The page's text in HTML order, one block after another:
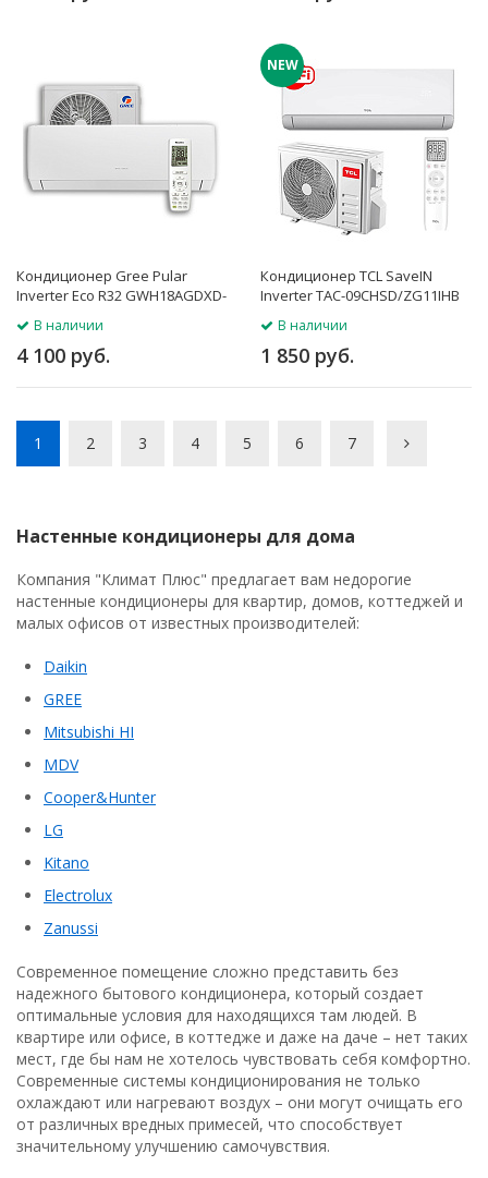
Кондиционер Gree Pular
Inverter Eco R32 GWH18AGDXD-
В наличии
4 100 руб.
NEW
Кондиционер TCL SaveIN
Inverter TAC-09CHSD/ZG11IHB
В наличии
1 850 руб.
1 2 3 4 5 6 7
Настенные кондиционеры для дома
Компания "Климат Плюс" предлагает вам недорогие
настенные кондиционеры для квартир, домов, коттеджей и
малых офисов от известных производителей:
Daikin
GREE
Mitsubishi HI
MDV
Cooper&Hunter
LG
Kitano
Electrolux
Zanussi
Современное помещение сложно представить без
надежного бытового кондиционера, который создает
оптимальные условия для находящихся там людей. В
квартире или офисе, в коттедже и даже на даче – нет таких
мест, где бы нам не хотелось чувствовать себя комфортно.
Современные системы кондиционирования не только
охлаждают или нагревают воздух – они могут очищать его
от различных вредных примесей, что способствует
значительному улучшению самочувствия.